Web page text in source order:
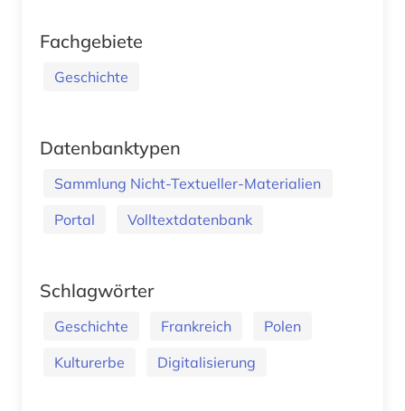
Fachgebiete
Geschichte
Datenbanktypen
Sammlung Nicht-Textueller-Materialien
Portal
Volltextdatenbank
Schlagwörter
Geschichte Frankreich
Polen
Kulturerbe
Digitalisierung